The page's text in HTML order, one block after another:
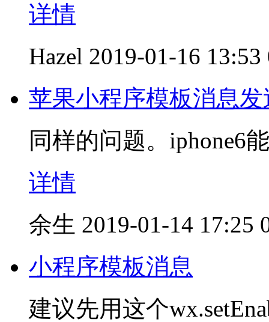
详情
Hazel 2019-01-16 13:53
苹果小程序模板消息
同样的问题。iphone6
详情
余生 2019-01-14 17:25
小程序模板消息
建议先用这个